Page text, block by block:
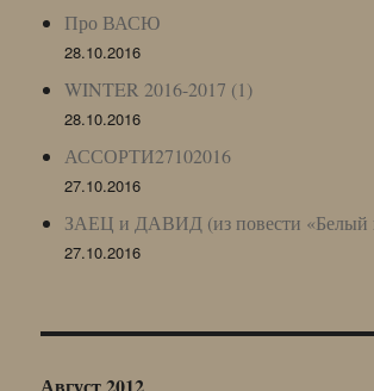
Про ВАСЮ
28.10.2016
WINTER 2016-2017 (1)
28.10.2016
АССОРТИ27102016
27.10.2016
ЗАЕЦ и ДАВИД (из повести «Белый
27.10.2016